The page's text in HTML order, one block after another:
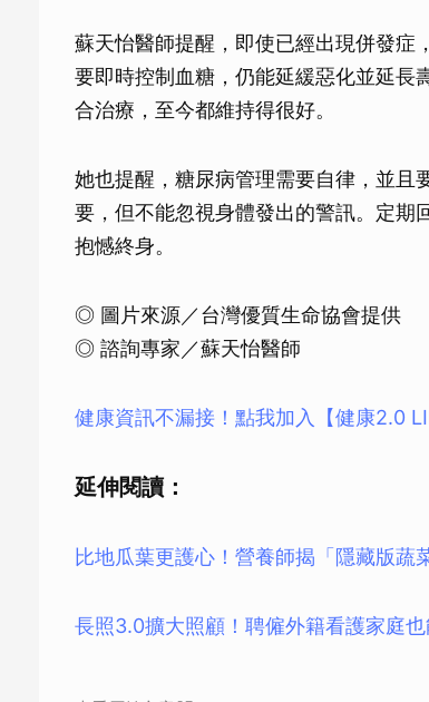
蘇天怡醫師提醒，即使已經出現併發症
要即時控制血糖，仍能延緩惡化並延長
合治療，至今都維持得很好。
她也提醒，糖尿病管理需要自律，並且
要，但不能忽視身體發出的警訊。定期
抱憾終身。
◎ 圖片來源／台灣優質生命協會提供
◎ 諮詢專家／蘇天怡醫師
健康資訊不漏接！點我加入【健康2.0
延伸閱讀：
比地瓜葉更護心！營養師揭「隱藏版蔬
長照3.0擴大照顧！聘僱外籍看護家庭